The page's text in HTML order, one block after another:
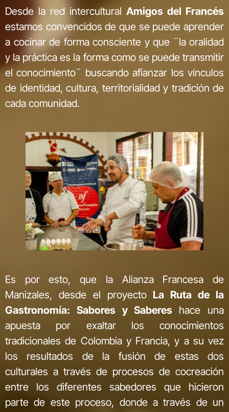
Desde la red intercultural Amigos del Francés
estamos convencidos de que se puede aprender
a cocinar de forma consciente y que ¨la oralidad
y la práctica es la forma como se puede transmitir
el conocimiento¨ buscando afianzar los vínculos
de identidad, cultura, territorialidad y tradición de
cada comunidad.
Es por esto, que la Alianza Francesa de
Manizales, desde el proyecto La Ruta de la
Gastronomía: Sabores y Saberes hace una
apuesta por exaltar los conocimientos
tradicionales de Colombia y Francia, y a su vez
los resultados de la fusión de estas dos
culturales a través de procesos de cocreación
entre los diferentes sabedores que hicieron
parte de este proceso, donde a través de un